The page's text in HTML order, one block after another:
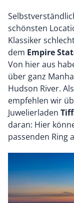
schönsten
Klassiker
dem Empire
Von hier aus
über ganz
Hudson River.
empfehlen wir
Juwelierladen
daran: Hier
passenden Ring